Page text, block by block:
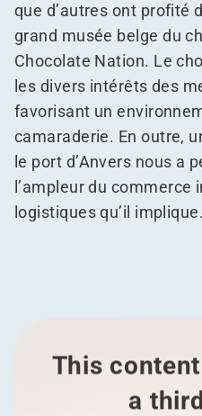
que d’autres ont profité
grand musée belge du
Chocolate Nation. Le
les divers intérêts des
favorisant un
camaraderie. En outre,
le port d’Anvers nous a
l’ampleur du
logistiques qu’il implique.
This
a